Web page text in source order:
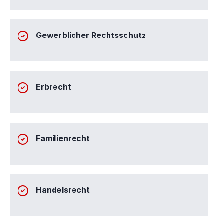
Gewerblicher Rechtsschutz
Erbrecht
Familienrecht
Handelsrecht